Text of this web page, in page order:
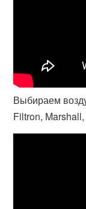
Выбираем
Filtron,